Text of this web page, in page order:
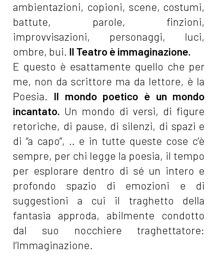
ambientazioni, copioni, scene, costumi,
battute, parole, finzioni,
improvvisazioni, personaggi, luci,
ombre, bui. Il Teatro è immaginazione.
E questo è esattamente quello che per
me, non da scrittore ma da lettore, è la
Poesia. Il mondo poetico è un mondo
incantato. Un mondo di versi, di figure
retoriche, di pause, di silenzi, di spazi e
di “a capo”, .. e in tutte queste cose c’è
sempre, per chi legge la poesia, il tempo
per esplorare dentro di sé un intero e
profondo spazio di emozioni e di
suggestioni a cui il traghetto della
fantasia approda, abilmente condotto
dal suo nocchiere traghettatore:
l’Immaginazione.